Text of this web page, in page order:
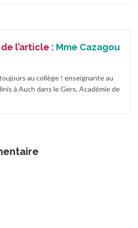
l’article : Mme Cazagou
au collège ! enseignante au
à Auch dans le Gers, Académie de